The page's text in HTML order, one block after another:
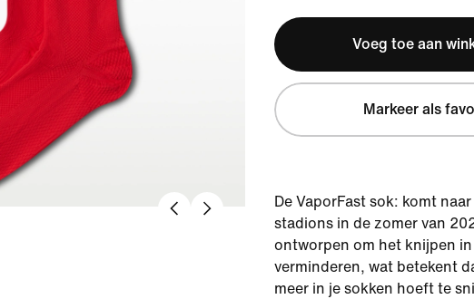
Voeg toe aan
Markeer als
De VaporFast sok: komt
stadions in de zomer van
ontworpen om het knijpen
verminderen, wat betekent
meer in je sokken hoeft te